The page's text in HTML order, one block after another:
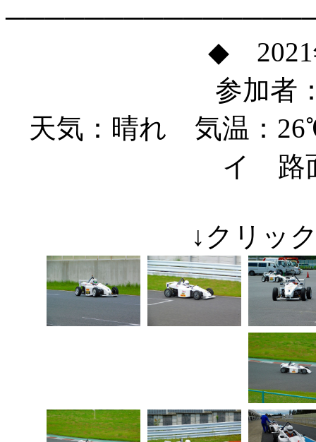
◆ 2021
参加者
天気：晴れ 気温：
イ 路
↓クリッ